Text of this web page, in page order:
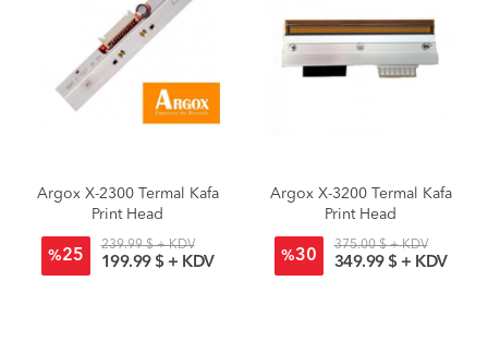
Argox X-2300 Termal Kafa
Print Head
%25
239.99 $ + KDV
199.99 $ + KDV
Argox X-3200 Termal Kafa
Print Head
%30
375.00 $ + KDV
349.99 $ + KDV